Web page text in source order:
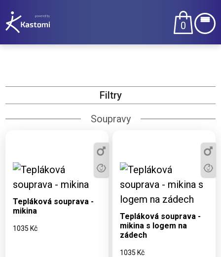
0
Filtry
Soupravy
Dostupné varianty:
Tepláková souprava -
mikina
1035 Kč
Dostupné varianty:
Tepláková souprava -
mikina s logem na
zádech
1035 Kč